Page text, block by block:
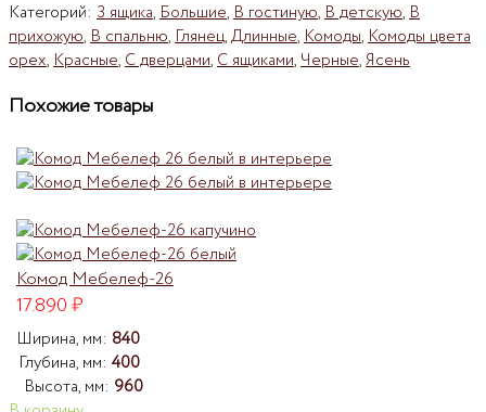
Категорий: 3 ящика,Большие,В гостиную,В детскую,В
прихожую,В спальню,Глянец,Длинные,Комоды,Комоды цвета
орех,Красные,С дверцами,С ящиками,Черные,Ясень
Похожие товары
Комод Мебелеф-26
17.890₽
Ширина, мм: 840
Глубина, мм: 400
Высота, мм: 960